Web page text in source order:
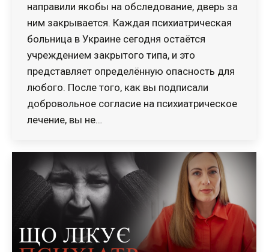
направили якобы на обследование, дверь за
ним закрывается. Каждая психиатрическая
больница в Украине сегодня остаётся
учреждением закрытого типа, и это
представляет определённую опасность для
любого. После того, как вы подписали
добровольное согласие на психиатрическое
лечение, вы не…